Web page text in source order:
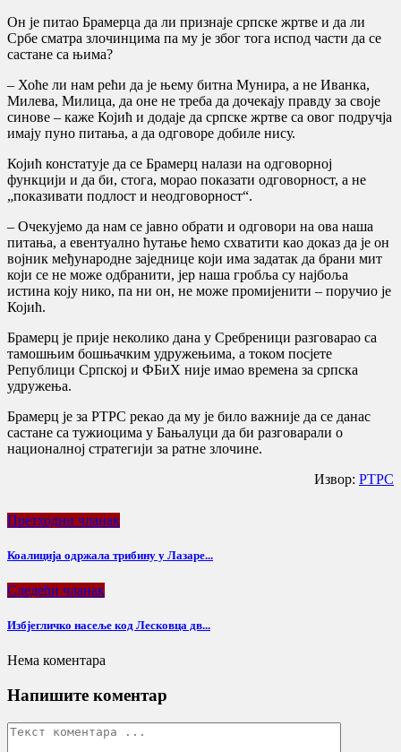
Он је питао Брамерца да ли признаје српске жртве и да ли
Србе сматра злочинцима па му је због тога испод части да се
састане са њима?
– Хоће ли нам рећи да је њему битна Мунира, а не Иванка,
Милева, Милица, да оне не треба да дочекају правду за своје
синове – каже Којић и додаје да српске жртве са овог подручја
имају пуно питања, а да одговоре добиле нису.
Којић констатује да се Брамерц налази на одговорној
функцији и да би, стога, морао показати одговорност, а не
„показивати подлост и неодговорност“.
– Очекујемо да нам се јавно обрати и одговори на ова наша
питања, а евентуално ћутање ћемо схватити као доказ да је он
војник међународне заједнице који има задатак да брани мит
који се не може одбранити, јер наша гробља су најбоља
истина коју нико, па ни он, не може промијенити – поручио је
Којић.
Брамерц је прије неколико дана у Сребреници разговарао са
тамошњим бошњачким удружењима, а током посјете
Републици Српској и ФБиХ није имао времена за српска
удружења.
Брамерц је за РТРС рекао да му је било важније да се данас
састане са тужиоцима у Бањалуци да би разговарали о
националној стратегији за ратне злочине.
Извор: РТРС
Претходни чланак
Коалиција одржала трибину у Лазаре...
Следећи чланак
Избјегличко насеље код Лесковца дв...
Нема коментара
Напишите коментар